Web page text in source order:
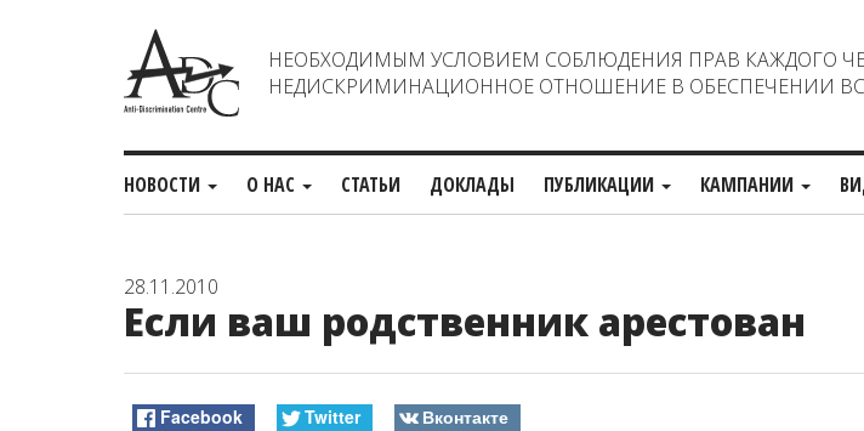
НЕОБХОДИМЫМ УСЛОВИЕМ СОБЛЮДЕНИЯ ПРАВ КАЖДОГО
НЕДИСКРИМИНАЦИОННОЕ ОТНОШЕНИЕ В ОБЕСПЕЧЕНИИ
НОВОСТИ О НАС СТАТЬИ ДОКЛАДЫ ПУБЛИКАЦИИ КАМПАНИИ
28.11.2010
Если ваш родственник арестован
Facebook Twitter Вконтакте